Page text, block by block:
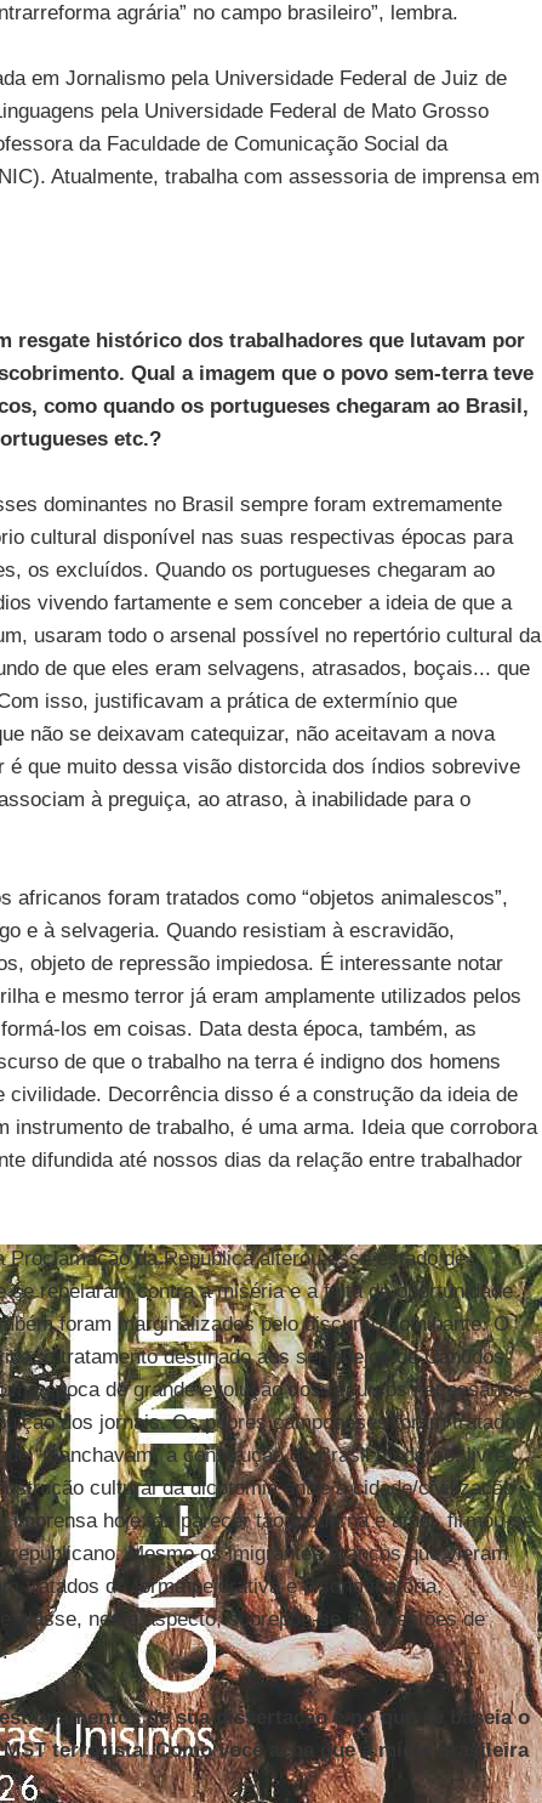
agrária” no campo brasileiro”, lembra.
em Jornalismo pela Universidade Federal de Juiz de
pela Universidade Federal de Mato Grosso
da Faculdade de Comunicação Social da
Atualmente, trabalha com assessoria de imprensa em
resgate histórico dos trabalhadores que lutavam por
Qual a imagem que o povo sem-terra teve
como quando os portugueses chegaram ao Brasil,
etc.?
dominantes no Brasil sempre foram extremamente
cultural disponível nas suas respectivas épocas para
os excluídos. Quando os portugueses chegaram ao
vivendo fartamente e sem conceber a ideia de que a
usaram todo o arsenal possível no repertório cultural da
de que eles eram selvagens, atrasados, boçais... que
isso, justificavam a prática de extermínio que
não se deixavam catequizar, não aceitavam a nova
que muito dessa visão distorcida dos índios sobrevive
à preguiça, ao atraso, à inabilidade para o
africanos foram tratados como “objetos animalescos”,
e à selvageria. Quando resistiam à escravidão,
objeto de repressão impiedosa. É interessante notar
e mesmo terror já eram amplamente utilizados pelos
los em coisas. Data desta época, também, as
de que o trabalho na terra é indigno dos homens
civilidade. Decorrência disso é a construção da ideia de
instrumento de trabalho, é uma arma. Ideia que corrobora
difundida até nossos dias da relação entre trabalhador
Proclamação da República alterou esse estado de
se rebelaram contra a miséria e a falta de oportunidade
foram marginalizados pelo discurso dominante. O
o tratamento destinado aos sertanejos de Canudos,
época de grande evolução dos recursos necessários
dos jornais. Os pobres camponeses foram tratados
“manchavam” a construção do Brasil moderno, livre,
cultural da dicotomia entre a cidade/civilização
imprensa hoje faz parecer tão moderna e atual, firmou-se
Mesmo os imigrantes brancos que vieram
tratados de forma pejorativa e discriminatória,
classe, neste aspecto, sobrepõe-se às questões de
de sua dissertação é no que se baseia o
terrorista. Como você acha que a mídia brasileira